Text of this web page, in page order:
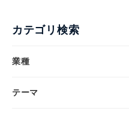
カテゴリ検索
業種
テーマ